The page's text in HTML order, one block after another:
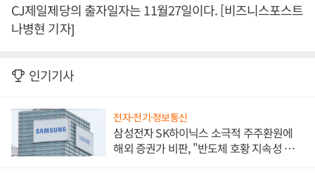
CJ제일제당의 출자일자는 11월27일이다. [비즈니스포스트
나병현 기자]
인기기사
전자·전기·정보통신
삼성전자 SK하이닉스 소극적 주주환원에
해외 증권가 비판, "반도체 호황 지속성 의